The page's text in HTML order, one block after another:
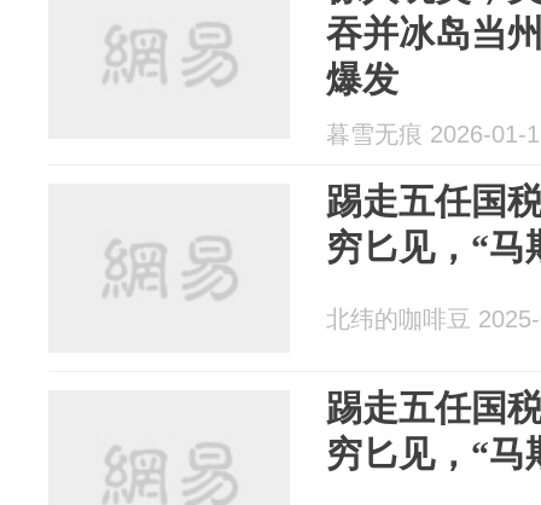
吞并冰岛当
爆发
暮雪无痕 2026-01-
踢走五任国
穷匕见，“马
北纬的咖啡豆
踢走五任国
穷匕见，“马